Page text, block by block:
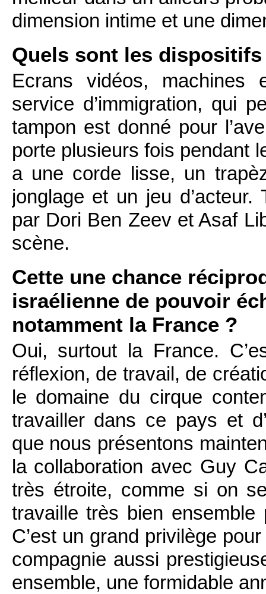
dimension intime et une
Quels sont les dispositifs
Ecrans vidéos, machines
service d’immigration, qui
tampon est donné pour
porte plusieurs fois pendant
a une corde lisse, un
jonglage et un jeu
par Dori Ben Zeev et Asaf
scène.
Cette une chance
israélienne de pouvoir
notamment la France ?
Oui, surtout la France.
réflexion, de travail, de
le domaine du cirque
travailler dans ce pays et
que nous présentons
la collaboration avec Guy
très étroite, comme si on
travaille très bien
C’est un grand privilège
compagnie aussi
ensemble, une formidable